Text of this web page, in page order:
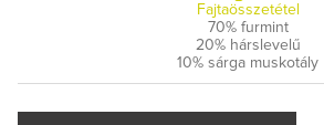
Fajtaösszetétel
70% furmint
20% hárslevelű
10% sárga muskotály